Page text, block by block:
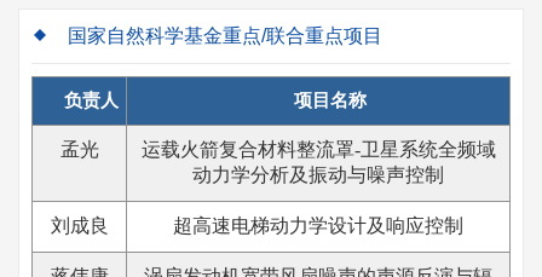
国家自然科学基金重点/联合重点项目
负责人 项目名称
孟光
运载火箭复合材料整流罩-卫星系统全频域
动力学分析及振动与噪声控制
刘成良 超高速电梯动力学设计及响应控制